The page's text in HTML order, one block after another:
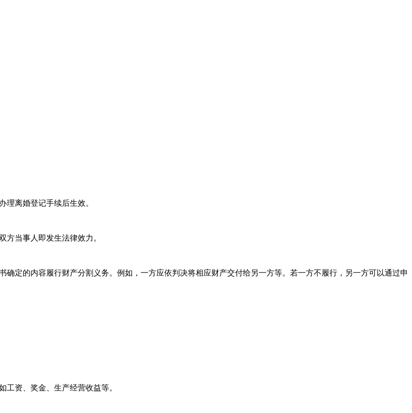
理离婚登记手续后生效。
方当事人即发生法律效力。
定的内容履行财产分割义务。例如，一方应依判决将相应财产交付给另一方等。若一方不履行，另一方可以通过申
工资、奖金、生产经营收益等。